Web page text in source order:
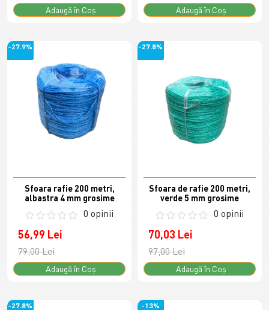
Adaugă în Coş Adaugă în Coş
-27.9%
Sfoara rafie 200 metri,
albastra 4 mm grosime
0 opinii
56,99 Lei
79,00 Lei
Adaugă în Coş
-27.8%
Sfoara de rafie 200 metri,
verde 5 mm grosime
0 opinii
70,03 Lei
97,00 Lei
Adaugă în Coş
-27.8% -13%